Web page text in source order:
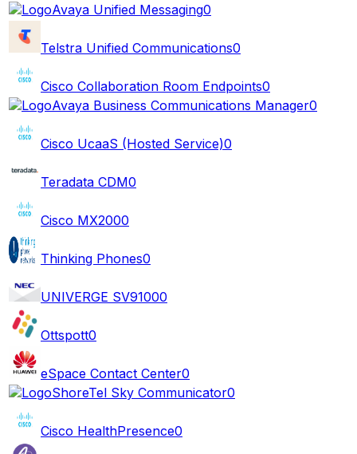
Avaya Unified Messaging0
Telstra Unified Communications0
Cisco Collaboration Room Endpoints0
Avaya Business Communications Manager0
Cisco UcaaS (Hosted Service)0
Teradata CDM0
Cisco MX2000
Thinking Phones0
UNIVERGE SV91000
Ottspott0
eSpace Contact Center0
ShoreTel Sky Communicator0
Cisco HealthPresence0